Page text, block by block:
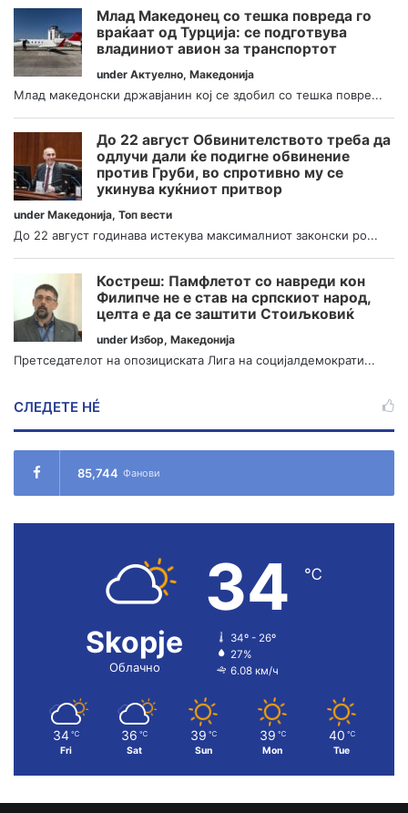
Млад Македонец со тешка повреда го
враќаат од Турција: се подготвува
владиниот авион за транспортот
under Актуелно, Македонија
Млад македонски државјанин кој се здобил со тешка повре...
До 22 август Обвинителството треба да
одлучи дали ќе подигне обвинение
против Груби, во спротивно му се
укинува куќниот притвор
under Македонија, Топ вести
До 22 август годинава истекува максималниот законски ро...
Костреш: Памфлетот со навреди кон
Филипче не е став на српскиот народ,
целта е да се заштити Стоиљковиќ
under Избор, Македонија
Претседателот на опозициската Лига на социјалдемократи...
СЛЕДЕТЕ НÉ
85,744 Фанови
Skopje
Облачно
34 ℃
34º - 26º
27%
6.08 км/ч
34 ℃
Fri
36 ℃
Sat
39 ℃
Sun
39 ℃
Mon
40 ℃
Tue